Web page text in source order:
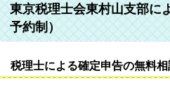
東京税理士会東村山支部に
予約制）
税理士による確定申告の無料相